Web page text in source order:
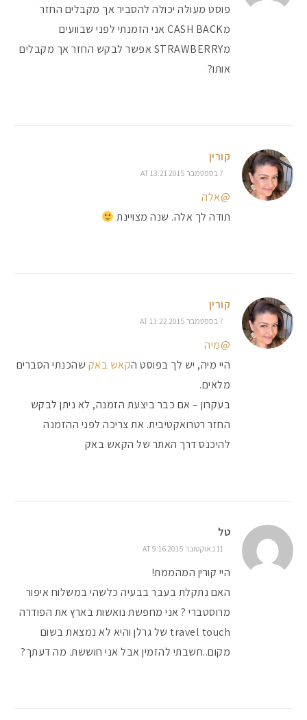
פוסט מעולה יכולה להסביר אך מקבלים החזר
מCASH BACK אני הזמנתי לפני שבוועים
מSTRAWBERRY אפשר לבקש החזר אך מקבלים
אותו?
קורין
7 בספטמבר 2015 AT 13:21
@אלה
תודה לך אלה. שנה מצויינת
קורין
7 בספטמבר 2015 AT 13:22
@מיה
היי מיה, יש לך בפוסט הקאש באק שהכנתי הסברים
מלאים.
בעקרון – אם כבר ביצעת הזמנה, לא ניתן לבקש
החזר רטרואקטיבית. את צריכה לפני ההזמנה
להיכנס דרך האתר של הקאש באק
טל
11 באוקטובר 2015 AT 9:16
היי קורין המהממת!
האם נתקלת בעבר בבעיה כלשהי במשלוח איפור
מרוסטברי ? אני מחפשת נואשות בארץ את הפודרה
travel touch של גרלן והיא לא נמצאת בשום
מקום..חשבתי להזמין אבל אני חוששת. מה דעתך?